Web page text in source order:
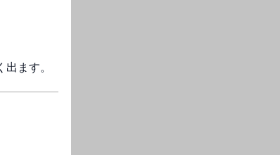
ます。